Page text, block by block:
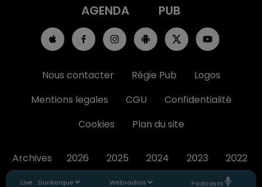
Live : Dunkerque Webradios Podcasts
AGENDA
PUB
Nous contacter Régie Pub
Logos
Mentions legales
CGU
Confidentialité
Cookies
Plan du site
Archives 2026 2025 2024 2023 2022